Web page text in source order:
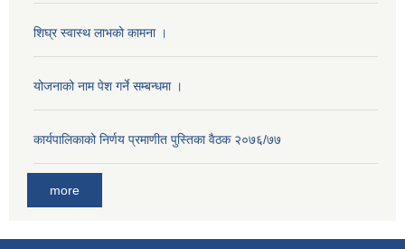
शिघ्र स्वास्थ लाभको कामना ।
योजनाको नाम पेश गर्ने सम्बन्धमा ।
कार्यपालिकाको निर्णय प्रमाणीत पुस्तिका वैठक २०७६/७७
more